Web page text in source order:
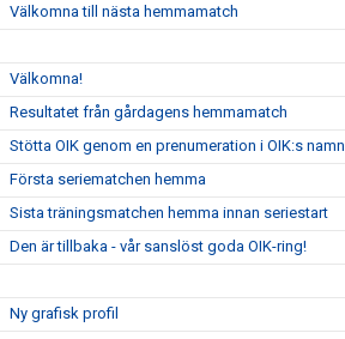
Välkomna till nästa hemmamatch
Välkomna!
Resultatet från gårdagens hemmamatch
Stötta OIK genom en prenumeration i OIK:s namn
Första seriematchen hemma
Sista träningsmatchen hemma innan seriestart
Den är tillbaka - vår sanslöst goda OIK-ring!
Ny grafisk profil